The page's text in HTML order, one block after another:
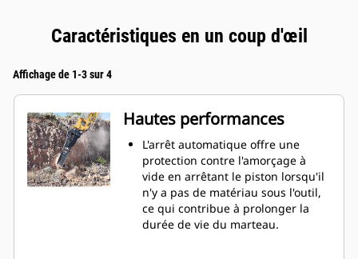
Caractéristiques en un coup d'œil
Affichage de 1-3 sur 4
Hautes performances
L'arrêt automatique offre une
protection contre l'amorçage à
vide en arrêtant le piston lorsqu'il
n'y a pas de matériau sous l'outil,
ce qui contribue à prolonger la
durée de vie du marteau.